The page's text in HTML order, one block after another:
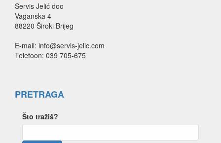
Servis Jelić doo
Vaganska 4
88220 Široki Brijeg
E-mail: info@servis-jelic.com
Telefoon: 039 705-675
PRETRAGA
Što tražiš?